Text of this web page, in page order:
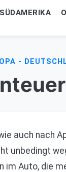
SÜDAMERIKA
-
auch nach
unbedingt
Auto, die